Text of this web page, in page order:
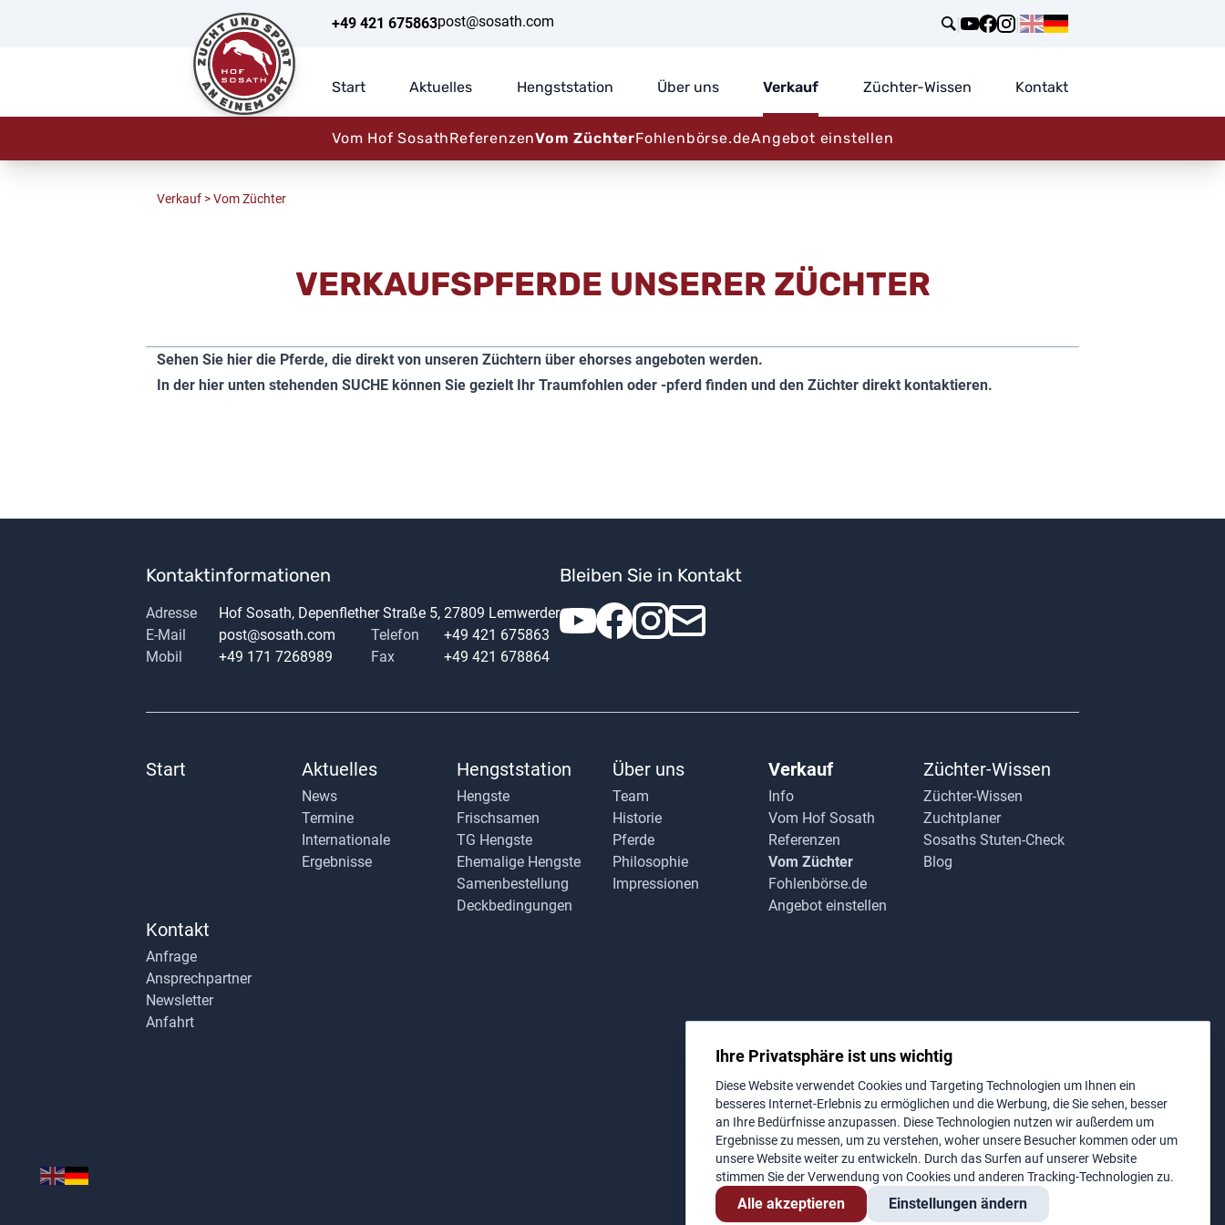
+49 421 675863post@sosath.com | |
Start Aktuelles Hengststation Über uns Verkauf Züchter-Wissen Kontakt
Vom Hof SosathReferenzenVom ZüchterFohlenbörse.deAngebot einstellen
Verkauf > Vom Züchter
VERKAUFSPFERDE UNSERER ZÜCHTER
Sehen Sie hier die Pferde, die direkt von unseren Züchtern über ehorses angeboten werden.
In der hier unten stehenden SUCHE können Sie gezielt Ihr Traumfohlen oder -pferd finden und den Züchter direkt kontaktieren.
Kontaktinformationen
Adresse
Hof Sosath, Depenflether Straße 5, 27809 Lemwerder
E-Mail
post@sosath.com Telefon
+49 421 675863
Mobil
+49 171 7268989 Fax +49 421 678864
Bleiben Sie in Kontakt
Start Aktuelles
News
Termine
Internationale
Ergebnisse
Hengststation
Hengste
Frischsamen
TG Hengste
Ehemalige Hengste
Samenbestellung
Deckbedingungen
Über uns
Team
Historie
Pferde
Philosophie
Impressionen
Verkauf
Info
Vom Hof Sosath
Referenzen
Vom Züchter
Fohlenbörse.de
Angebot einstellen
Züchter-Wissen
Züchter-Wissen
Zuchtplaner
Sosaths Stuten-Check
Blog
Kontakt
Anfrage
Ansprechpartner
Newsletter
Anfahrt
Impressum|Datenschutz
Ihre Privatsphäre ist uns wichtig
Diese Website verwendet Cookies und Targeting Technologien um Ihnen ein
besseres Internet-Erlebnis zu ermöglichen und die Werbung, die Sie sehen, besser
an Ihre Bedürfnisse anzupassen. Diese Technologien nutzen wir außerdem um
Ergebnisse zu messen, um zu verstehen, woher unsere Besucher kommen oder um
unsere Website weiter zu entwickeln. Durch das Surfen auf unserer Website
stimmen Sie der Verwendung von Cookies und anderen Tracking-Technologien zu.
Alle akzeptieren Einstellungen ändern